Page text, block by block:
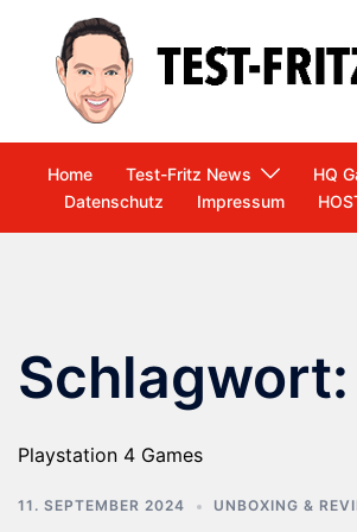
springen
Home Test-Fritz News HQ
Datenschutz
Impressum
Schlagwort:
Playstation 4 Games
11. SEPTEMBER 2024 UNBOXING &